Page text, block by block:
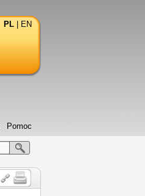
PL EN
Pomoc